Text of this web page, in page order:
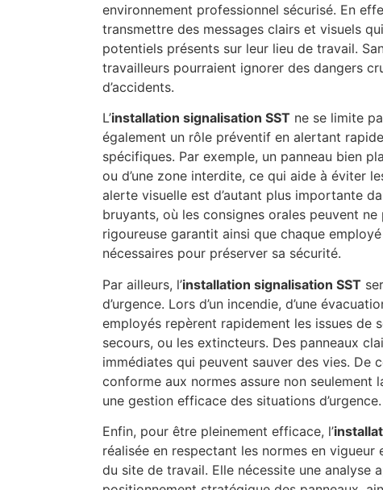
environnement professionnel sécurisé. En
transmettre des messages clairs et visuels
potentiels présents sur leur lieu de travail.
travailleurs pourraient ignorer des dangers
d’accidents.
L’installation signalisation SST ne se limite
également un rôle préventif en alertant
spécifiques. Par exemple, un panneau bien
ou d’une zone interdite, ce qui aide à éviter
alerte visuelle est d’autant plus importante
bruyants, où les consignes orales peuvent
rigoureuse garantit ainsi que chaque
nécessaires pour préserver sa sécurité.
Par ailleurs, l’installation signalisation SST
d’urgence. Lors d’un incendie, d’une
employés repèrent rapidement les issues de
secours, ou les extincteurs. Des panneaux
immédiates qui peuvent sauver des vies. De
conforme aux normes assure non seulement
une gestion efficace des situations d’urgence.
Enfin, pour être pleinement efficace, l’
réalisée en respectant les normes en
du site de travail. Elle nécessite une analyse